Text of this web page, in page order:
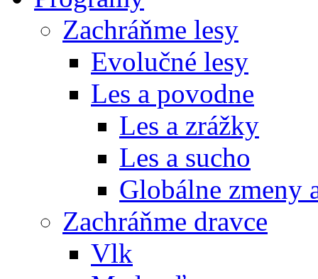
Zachráňme lesy
Evolučné lesy
Les a povodne
Les a zrážky
Les a sucho
Globálne zmeny
Zachráňme dravce
Vlk